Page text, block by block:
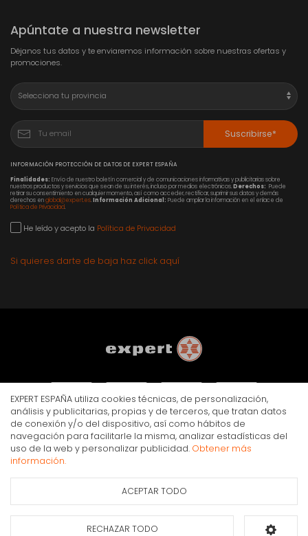
Apúntate a nuestra newsletter
Déjanos tus datos y te enviaremos información sobre nuestras ofertas y
promociones.
Suscribirse*
INFORMACIÓN PROTECCIÓN DE DATOS DE EXPERT ESPAÑA
Finalidades: Envío de nuestro boletín comercial y de comunicaciones informativas y publicitarias sobre
nuestros productos y servicios que sean de su interés, incluso por medios electrónicos.Derechos: Puede
retirar su consentimiento en cualquier momento, así como acceder, rectificar, suprimir sus datos y demás
derechos englobal@expert.es.Información Adicional: Puede ampliar la información en el enlace de
Política de Privacidad.
He leído y acepto la Política de Privacidad
Si quieres darte de baja haz click aquí
AVISO LEGAL POLÍTICA DE PRIVACIDAD COOKIES
© Copyright Expert 2026. Todos los derechos reservados.
EXPERT ESPAÑA utiliza cookies técnicas, de personalización,
análisis y publicitarias, propias y de terceros, que tratan datos
de conexión y/o del dispositivo, así como hábitos de
navegación para facilitarle la misma, analizar estadísticas del
uso de la web y personalizar publicidad. Obtener más
información.
ACEPTAR TODO
RECHAZAR TODO